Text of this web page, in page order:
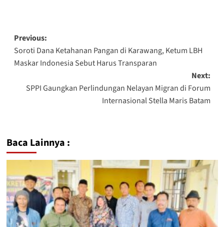
Previous:
Soroti Dana Ketahanan Pangan di Karawang, Ketum LBH
Maskar Indonesia Sebut Harus Transparan
Next:
SPPI Gaungkan Perlindungan Nelayan Migran di Forum
Internasional Stella Maris Batam
Baca Lainnya :